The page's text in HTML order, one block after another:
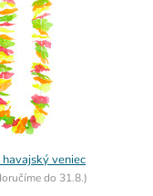
veniec
do 31.8.)